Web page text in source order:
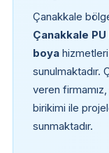
Çanakkale
Çanakkale
boyahizmetleri
sunulmaktadır.
veren
birikimi ile
sunmaktadır.